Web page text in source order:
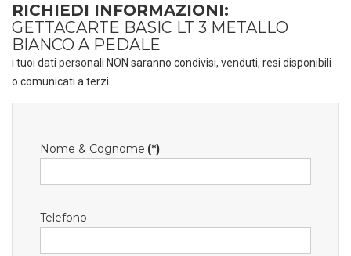
RICHIEDI INFORMAZIONI:
GETTACARTE BASIC LT 3 METALLO
BIANCO A PEDALE
i tuoi dati personali NON saranno condivisi, venduti, resi disponibili
o comunicati a terzi
Nome & Cognome (*)
Telefono